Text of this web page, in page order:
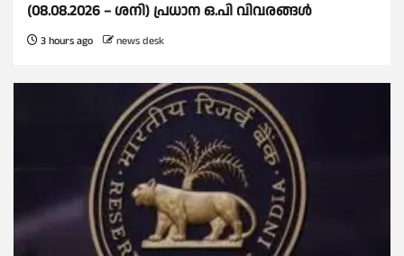
(08.08.2026 – ശനി) പ്രധാന ഒ.പി വിവരങ്ങൾ
3 hours ago news desk